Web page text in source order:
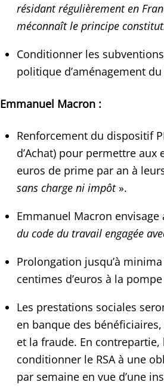
résidant régulièrement en
méconnaît le principe
Conditionner les
politique d’aménagement
Emmanuel Macron :
Renforcement du dispositif
d’Achat) pour permettre aux
euros de prime par an à
sans charge ni impôt».
Emmanuel Macron
du code du travail engagée
Prolongation jusqu’à
centimes d’euros à la
Les prestations sociales
en banque des
et la fraude. En
conditionner le RSA à une
par semaine en vue d’une